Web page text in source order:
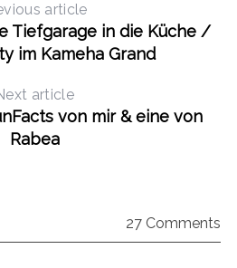
article
Tiefgarage in die Küche /
im Kameha Grand
article
von mir & eine von
Rabea
27 Comments